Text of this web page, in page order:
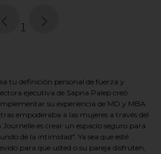
page
1
tu definición personal de fuerza y
ejecutiva de Sapna Palep creó
su experiencia de MD y MBA
empoderaba a las mujeres a través del
es crear un espacio seguro para
de la intimidad". Ya sea que esté
para que usted o su pareja disfruten,